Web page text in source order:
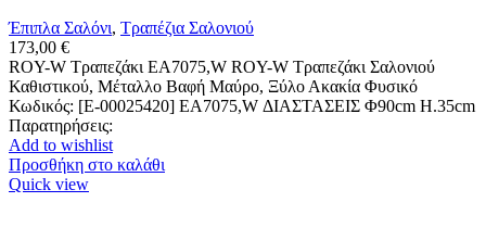
Έπιπλα Σαλόνι, Τραπέζια Σαλονιού
173,00 €
ROY-W Τραπεζάκι ΕΑ7075,W ROY-W Τραπεζάκι Σαλονιού
Καθιστικού, Μέταλλο Βαφή Μαύρο, Ξύλο Ακακία Φυσικό
Κωδικός: [Ε-00025420] ΕΑ7075,W ΔΙΑΣΤΑΣΕΙΣ Φ90cm H.35cm
Παρατηρήσεις:
Add to wishlist
Προσθήκη στο καλάθι
Quick view